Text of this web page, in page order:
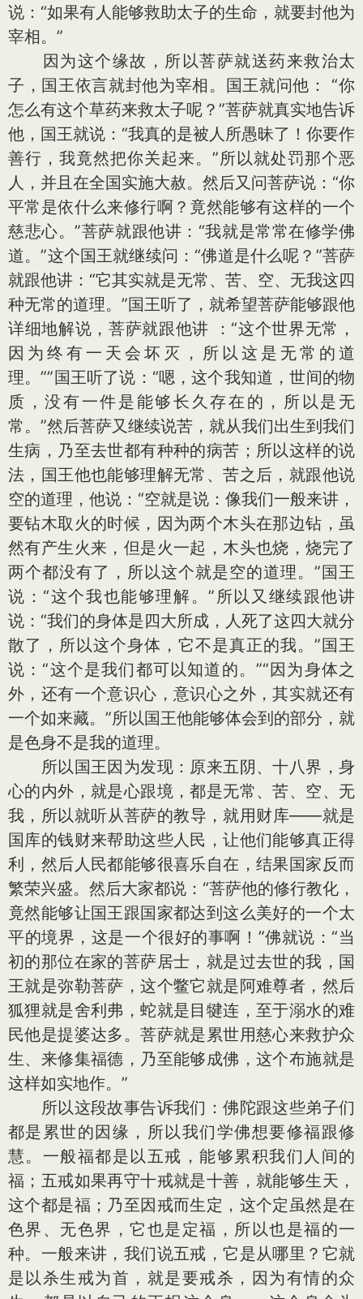
说：“如果有人能够救助太子的生命，就要封他为
宰相。”
因为这个缘故，所以菩萨就送药来救治太
子，国王依言就封他为宰相。国王就问他： “你
怎么有这个草药来救太子呢？”菩萨就真实地告诉
他，国王就说：“我真的是被人所愚昧了！你要作
善行，我竟然把你关起来。”所以就处罚那个恶
人，并且在全国实施大赦。然后又问菩萨说：“你
平常是依什么来修行啊？竟然能够有这样的一个
慈悲心。”菩萨就跟他讲：“我就是常常在修学佛
道。”这个国王就继续问：“佛道是什么呢？”菩萨
就跟他讲：“它其实就是无常、苦、空、无我这四
种无常的道理。”国王听了，就希望菩萨能够跟他
详细地解说，菩萨就跟他讲 ：“这个世界无常，
因为终有一天会坏灭，所以这是无常的道
理。””国王听了说：“嗯，这个我知道，世间的物
质，没有一件是能够长久存在的，所以是无
常。”然后菩萨又继续说苦，就从我们出生到我们
生病，乃至去世都有种种的病苦；所以这样的说
法，国王他也能够理解无常、苦之后，就跟他说
空的道理，他说：“空就是说：像我们一般来讲，
要钻木取火的时候，因为两个木头在那边钻，虽
然有产生火来，但是火一起，木头也烧，烧完了
两个都没有了，所以这个就是空的道理。”国王
说：“这个我也能够理解。”所以又继续跟他讲
说：“我们的身体是四大所成，人死了这四大就分
散了，所以这个身体，它不是真正的我。”国王
说：“这个是我们都可以知道的。”“因为身体之
外，还有一个意识心，意识心之外，其实就还有
一个如来藏。”所以国王他能够体会到的部分，就
是色身不是我的道理。
所以国王因为发现：原来五阴、十八界，身
心的内外，就是心跟境，都是无常、苦、空、无
我，所以就听从菩萨的教导，就用财库——就是
国库的钱财来帮助这些人民，让他们能够真正得
利，然后人民都能够很喜乐自在，结果国家反而
繁荣兴盛。然后大家都说：“菩萨他的修行教化，
竟然能够让国王跟国家都达到这么美好的一个太
平的境界，这是一个很好的事啊！”佛就说：“当
初的那位在家的菩萨居士，就是过去世的我，国
王就是弥勒菩萨，这个鳖它就是阿难尊者，然后
狐狸就是舍利弗，蛇就是目犍连，至于溺水的难
民他是提婆达多。菩萨就是累世用慈心来救护众
生、来修集福德，乃至能够成佛，这个布施就是
这样如实地作。”
所以这段故事告诉我们：佛陀跟这些弟子们
都是累世的因缘，所以我们学佛想要修福跟修
慧。一般福都是以五戒，能够累积我们人间的
福；五戒如果再守十戒就是十善，就能够生天，
这个都是福；乃至因戒而生定，这个定虽然是在
色界、无色界，它也是定福，所以也是福的一
种。一般来讲，我们说五戒，它是从哪里？它就
是以杀生戒为首，就是要戒杀，因为有情的众